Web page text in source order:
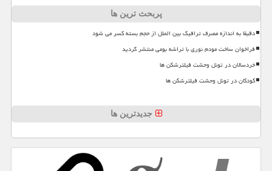
پربحث ترین ها
دقیقا به اندازه مصرف ترافیک بین الملل از حجم بسته کسر می شود
فراخوان ساخت مودم نوری با تراشه بومی منتشر گردید
خردسالان در تونل وحشت فیلترشکن ها
کودکان در تونل وحشت فیلترشکن ها
جدیدترین ها